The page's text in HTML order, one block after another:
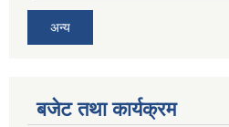
अन्य
बजेट तथा कार्यक्रम